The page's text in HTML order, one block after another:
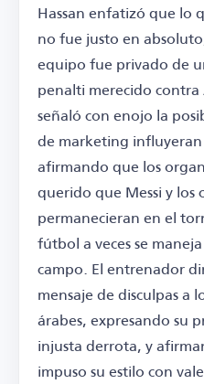
Hassan enfatizó que lo
no fue justo en
equipo fue privado de
penalti merecido
señaló con enojo la
de marketing
afirmando que los
querido que Messi y
permanecieran en el
fútbol a veces se
campo. El entrenador
mensaje de disculpas a
árabes, expresando su
injusta derrota, y
impuso su estilo con